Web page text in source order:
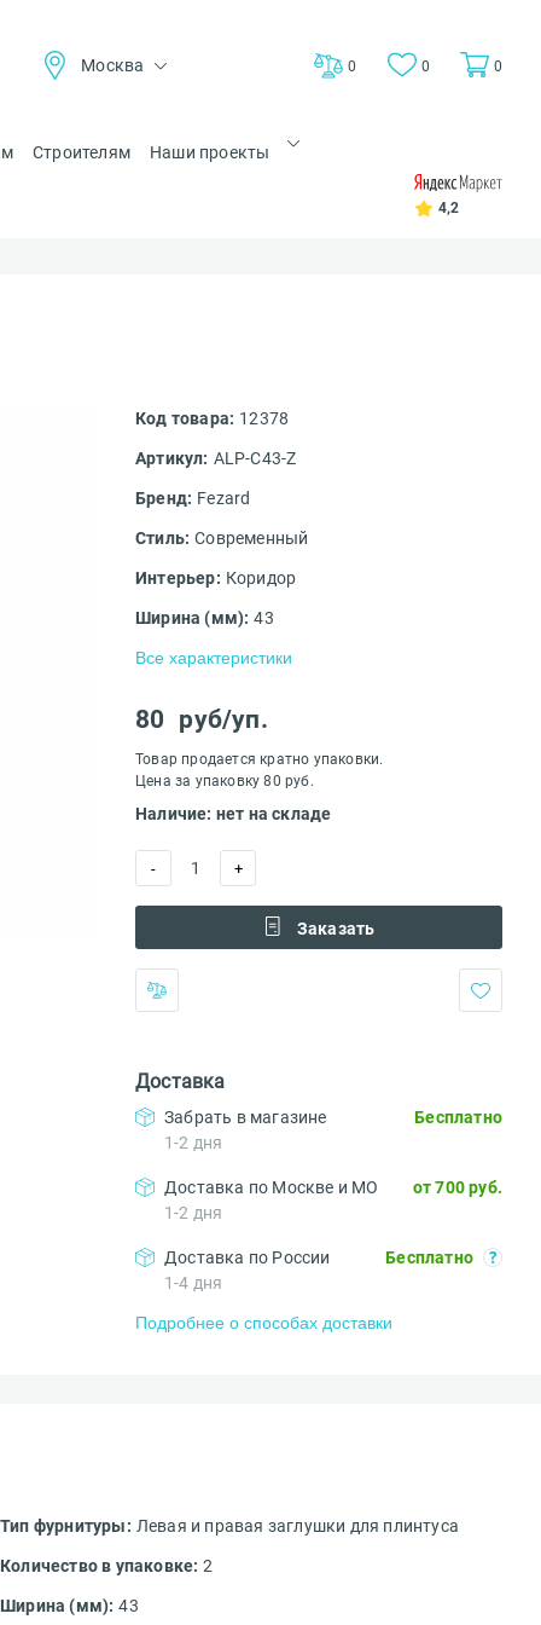
Москва 0 0 0
Строителям Наши проекты
4,2
Код товара: 12378
Артикул: ALP-C43-Z
Бренд: Fezard
Стиль: Современный
Интерьер: Коридор
Ширина (мм): 43
Все характеристики
80 руб/уп.
Товар продается кратно упаковки.
Цена за упаковку 80 руб.
Наличие: нет на складе
- 1 +
Заказать
Доставка
Забрать в магазине
1-2 дня
Бесплатно
Доставка по Москве и МО
1-2 дня
от 700 руб.
Доставка по России
1-4 дня
Бесплатно
Подробнее о способах доставки
Тип фурнитуры: Левая и правая заглушки для плинтуса
Количество в упаковке: 2
Ширина (мм): 43